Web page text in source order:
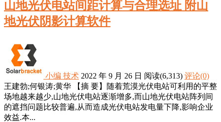
山地光伏电站间距计算与合理选址 附山
地光伏阴影计算软件
小编 技术 2022 年 9 月 26 日 阅读(6,313) 评论(0)
王建勃;何银涛;黄华 【摘 要】随着荒漠光伏电站可利用的平整
场地越来越少,山地光伏电站逐渐增多,而山地光伏电站阵列间
的遮挡问题比较普遍,从而造成光伏电站发电量下降,影响企业
效益.本...